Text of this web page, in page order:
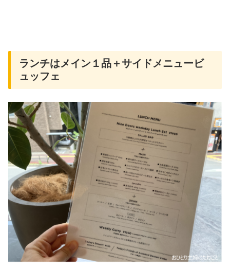
ランチはメイン１品＋サイドメニュービ
ュッフェ